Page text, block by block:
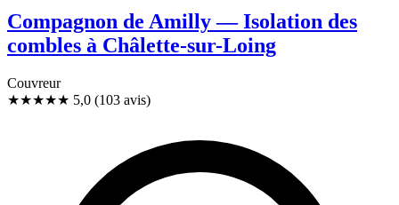
Compagnon de Amilly — Isolation des
combles à Châlette-sur-Loing
Couvreur
★★★★★ 5,0 (103 avis)